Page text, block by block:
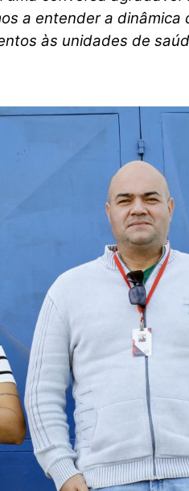
a entender a dinâmica
às unidades de